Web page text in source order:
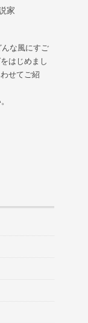
家
な風にすご
はじめまし
せてご紹